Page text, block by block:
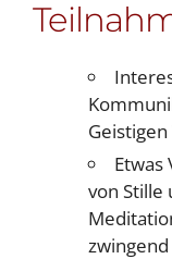
von Stille